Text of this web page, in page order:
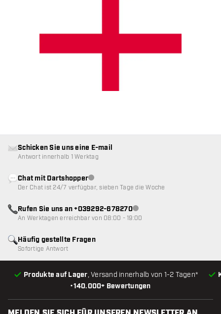
•140.000+ Bewertungen
Produkte auf Lager, Versand innerhalb von 1-2 Tagen*
Häufig gestellte Fragen
Sofortige Antwort
Schicken Sie uns eine E-mail
Antwort innerhalb 1 Werktag
Chat mit DartshopperKundenservice nicht verfügbar
Der Chat ist 24/7 verfügbar, sieben Tage die Woche
Rufen Sie uns an +039292-678270Kundenservice nicht
An Werktagen erreichbar von 08:00 - 19:00